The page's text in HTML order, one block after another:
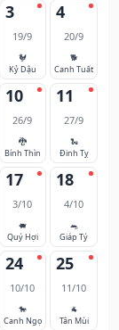
3
19/9
🐓
Kỷ Dậu
4
20/9
🐕
Canh Tuất
10
26/9
🐉
Bính Thìn
11
27/9
🐍
Đinh Tỵ
17
3/10
🐖
Quý Hợi
18
4/10
🐀
Giáp Tý
24
10/10
🐎
Canh Ngọ
25
11/10
🐐
Tân Mùi